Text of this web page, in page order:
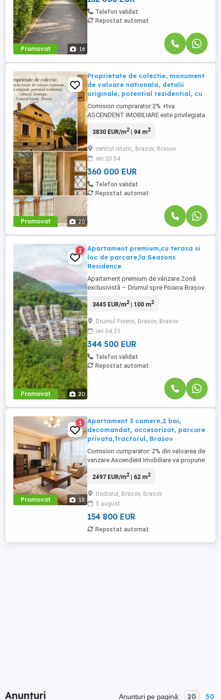
Promovat 16
Telefon validat
Repostat automat
Promovat 20
Proprietate de colectie, monument
de valoare nationala, detalii
originale, potential rezidential, cu
Comision cumprarator:2% +tva
ASCENDENT IMOBILIARE este privilegiata
istorie. Exista locuinte a caror valoare se
caror adevarata importanta se regaseste
in povestea pastrata de-a lungul secolelor.
Situat pe strada Constantin ...
3830 EUR/m2| 94 m2
centrul istoric, Brasov, Brasov
ieri 20:54
360 000 EUR
Telefon validat
Repostat automat
Promovat 20
1
Apartament premium,cu terasa si
loc de parcare,la Seasons
Residence
Apartament premium de vânzare Zonă
exclusivistă – Drumul spre Poiana Brașov
agentia REMAX Orizont,si va prezint spre
unul dintre cele mai apreciate și
exclusiviste cartiere rezidențiale din
Brașov, în zona Drumul ...
3445 EUR/m2| 100 m2
Drumul Poienii, Brasov, Brasov
ieri 04:33
344 500 EUR
Telefon validat
Repostat automat
Promovat 15
1
Apartament 3 camere,2 bai,
decomandat, accesorizat, parcare
privata,Tractorul, Brasov
Comision cumparator: 2% din valoarea de
vanzare Ascendent Imobiliare va propune
apartament cu 3 camere situat in cartierul
strada Nicolae Labis 36A, una dintre cele
mai apreciate zone rezidentiale din
Brasov. Locatia ofera un echilibru ...
2497 EUR/m2| 62 m2
tractorul, Brasov, Brasov
5 august
154 800 EUR
Repostat automat
Anunțuri Anunțuri pe pagină: 20 50